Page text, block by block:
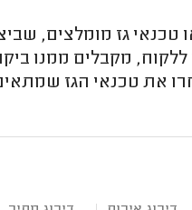
גז מומלצים,
מקבלים ממנו
את טכנאי הגז